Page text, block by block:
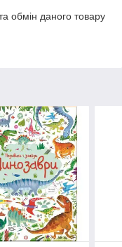
обмін даного товару